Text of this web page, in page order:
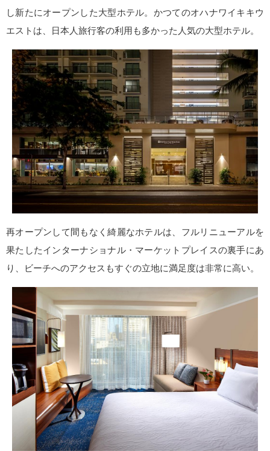
し新たにオープンした大型ホテル。かつてのオハナワイキキウ
エストは、日本人旅行客の利用も多かった人気の大型ホテル。
再オープンして間もなく綺麗なホテルは、フルリニューアルを
果たしたインターナショナル・マーケットプレイスの裏手にあ
り、ビーチへのアクセスもすぐの立地に満足度は非常に高い。